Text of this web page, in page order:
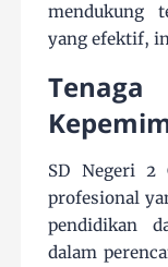
mendukung
yang efektif,
SD Negeri 2
profesional
pendidikan
dalam